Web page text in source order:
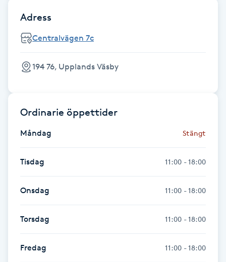
Hot Stone Massage
Hot yoga
Hudföryngring
Huduppstramning
Hudvård
Hyaluronsyra
Hyperhidros
Hypnos
Adress
Centralvägen 7c
194 76, Upplands Väsby
Ordinarie öppettider
Måndag Stängt
Tisdag 11:00 - 18:00
Onsdag 11:00 - 18:00
Torsdag 11:00 - 18:00
Fredag 11:00 - 18:00